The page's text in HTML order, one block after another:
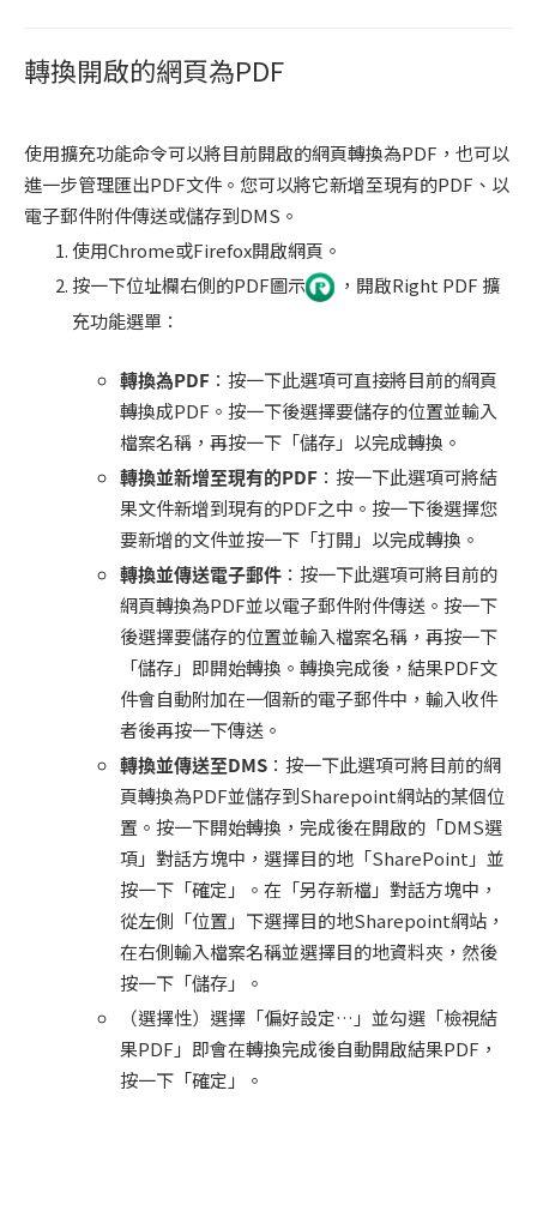
轉換開啟的網頁為PDF
使用擴充功能命令可以將目前開啟的網頁轉換為PDF，也可以
進一步管理匯出PDF文件。您可以將它新增至現有的PDF、以
電子郵件附件傳送或儲存到DMS。
使用Chrome或Firefox開啟網頁。
按一下位址欄右側的PDF圖示
，開啟Right PDF 擴
充功能選單：
轉換為PDF ：按一下此選項可直接將目前的網頁
轉換成PDF。按一下後選擇要儲存的位置並輸入
檔案名稱，再按一下「儲存」以完成轉換。
轉換並新增至現有的PDF ：按一下此選項可將結
果文件新增到現有的PDF之中。按一下後選擇您
要新增的文件並按一下「打開」以完成轉換。
轉換並傳送電子郵件 ：按一下此選項可將目前的
網頁轉換為PDF並以電子郵件附件傳送。按一下
後選擇要儲存的位置並輸入檔案名稱，再按一下
「儲存」即開始轉換。轉換完成後，結果PDF文
件會自動附加在一個新的電子郵件中，輸入收件
者後再按一下傳送。
轉換並傳送至DMS ：按一下此選項可將目前的網
頁轉換為PDF並儲存到Sharepoint網站的某個位
置。按一下開始轉換，完成後在開啟的「DMS選
項」對話方塊中，選擇目的地「SharePoint」並
按一下「確定」。在「另存新檔」對話方塊中，
從左側「位置」下選擇目的地Sharepoint網站，
在右側輸入檔案名稱並選擇目的地資料夾，然後
按一下「儲存」。
（選擇性）選擇「偏好設定…」並勾選「檢視結
果PDF」即會在轉換完成後自動開啟結果PDF，
按一下「確定」。